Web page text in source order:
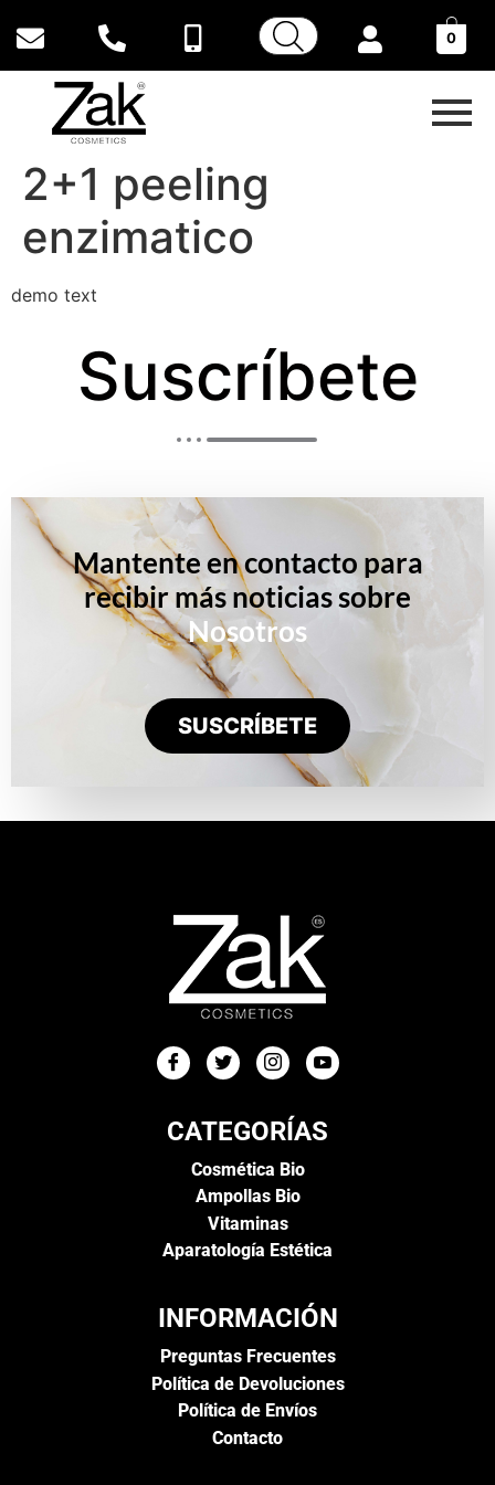
0
2+1 peeling
enzimatico
demo text
Suscríbete
Mantente en contacto para
recibir más noticias sobre
Nosotros
SUSCRÍBETE
CATEGORÍAS
Cosmética Bio
Ampollas Bio
Vitaminas
Aparatología Estética
INFORMACIÓN
Preguntas Frecuentes
Política de Devoluciones
Política de Envíos
Contacto